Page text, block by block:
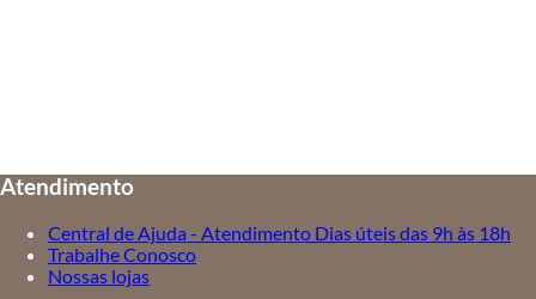
Atendimento
Central de Ajuda - Atendimento Dias úteis das 9h às 18h
Trabalhe Conosco
Nossas lojas